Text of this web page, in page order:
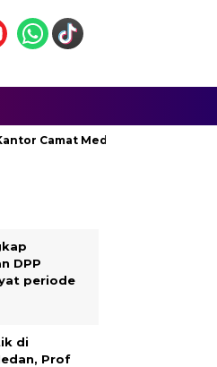
Camat Medan Area Dilahap Sijago
DPP
periode
di
Prof